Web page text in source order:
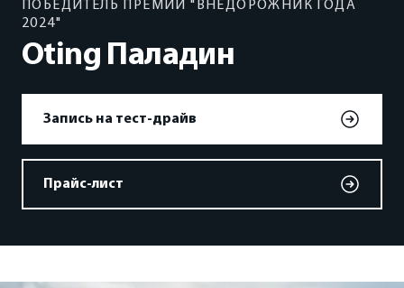
ФИНАНСЫ И КРЕДИТ
Кредитные программы
ПОБЕДИТЕЛЬ ПРЕМИИ "ВНЕДОРОЖНИК ГОДА
2024"
Oting Паладин
Запись на тест-драйв
Прайс-лист